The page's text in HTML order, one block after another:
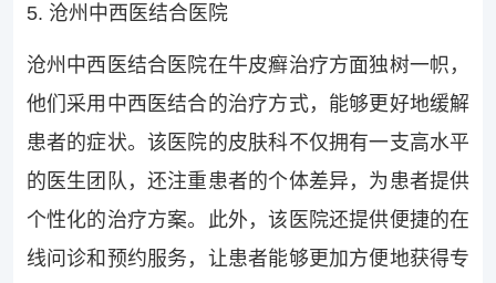
5. 沧州中西医结合医院
沧州中西医结合医院在牛皮癣治疗方面独树一帜，
他们采用中西医结合的治疗方式，能够更好地缓解
患者的症状。该医院的皮肤科不仅拥有一支高水平
的医生团队，还注重患者的个体差异，为患者提供
个性化的治疗方案。此外，该医院还提供便捷的在
线问诊和预约服务，让患者能够更加方便地获得专